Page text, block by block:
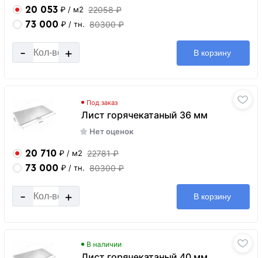
20 053 ₽ / м2 22058 ₽
73 000 ₽ / тн. 80300 ₽
- + В корзину
Под заказ
Лист горячекатаный 36 мм
Нет оценок
20 710 ₽ / м2 22781 ₽
73 000 ₽ / тн. 80300 ₽
- + В корзину
В наличии